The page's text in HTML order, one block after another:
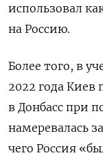
использовал
на Россию.
Более того, в
2022 года Киев
в Донбасс при
намеревалась
чего Россия